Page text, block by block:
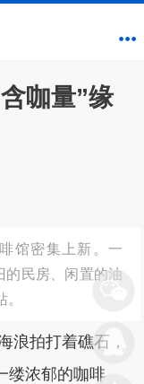
咖量”缘
馆密集上新。一
的民房、闲置的油
拍打着礁石，
缕浓郁的咖啡